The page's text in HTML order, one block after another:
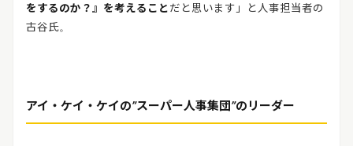
をするのか？』を考えることだと思います」と人事担当者の
古谷氏。
アイ・ケイ・ケイの”スーパー人事集団”のリーダー